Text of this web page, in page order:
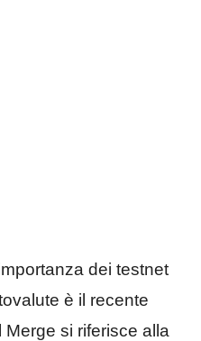
dei testnet
è il recente
Merge si riferisce alla